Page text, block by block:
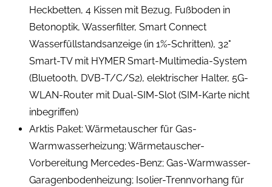
Heckbetten, 4 Kissen mit Bezug, Fußboden in
Betonoptik, Wasserfilter, Smart Connect
Wasserfüllstandsanzeige (in 1%-Schritten), 32"
Smart-TV mit HYMER Smart-Multimedia-System
(Bluetooth, DVB-T/C/S2), elektrischer Halter, 5G-
WLAN-Router mit Dual-SIM-Slot (SIM-Karte nicht
inbegriffen)
Arktis Paket: Wärmetauscher für Gas-
Warmwasserheizung; Wärmetauscher-
Vorbereitung Mercedes-Benz; Gas-Warmwasser-
Garagenbodenheizung; Isolier-Trennvorhang für